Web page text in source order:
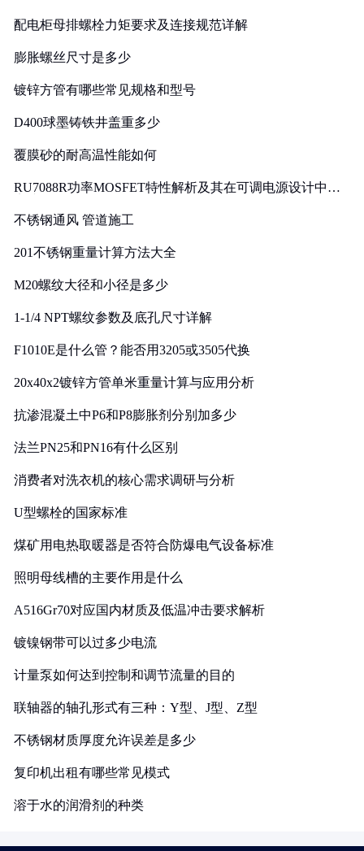
配电柜母排螺栓力矩要求及连接规范详解
膨胀螺丝尺寸是多少
镀锌方管有哪些常见规格和型号
D400球墨铸铁井盖重多少
覆膜砂的耐高温性能如何
RU7088R功率MOSFET特性解析及其在可调电源设计中的
不锈钢通风 管道施工
201不锈钢重量计算方法大全
M20螺纹大径和小径是多少
1-1/4 NPT螺纹参数及底孔尺寸详解
F1010E是什么管？能否用3205或3505代换
20x40x2镀锌方管单米重量计算与应用分析
抗渗混凝土中P6和P8膨胀剂分别加多少
法兰PN25和PN16有什么区别
消费者对洗衣机的核心需求调研与分析
U型螺栓的国家标准
煤矿用电热取暖器是否符合防爆电气设备标准
照明母线槽的主要作用是什么
A516Gr70对应国内材质及低温冲击要求解析
镀镍钢带可以过多少电流
计量泵如何达到控制和调节流量的目的
联轴器的轴孔形式有三种：Y型、J型、Z型
不锈钢材质厚度允许误差是多少
复印机出租有哪些常见模式
溶于水的润滑剂的种类